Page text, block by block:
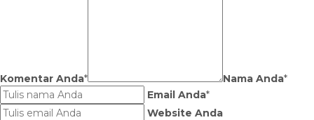
Komentar Anda* Nama Anda*
Email Anda*
Website Anda